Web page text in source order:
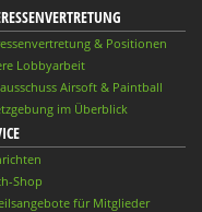
& Positionen
Lobbyarbeit
Airsoft & Paintball
im Überblick
Shop
für Mitglieder